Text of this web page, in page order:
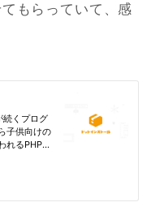
もらっていて、感